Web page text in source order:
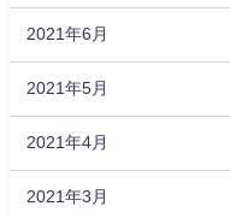
2021年6月
2021年5月
2021年4月
2021年3月